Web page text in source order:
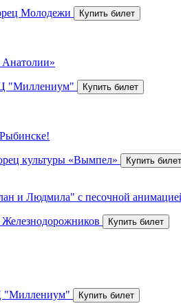
Молодежи
"Миллениум"
культуры «Вымпел»
и Людмила" с песочной
"Миллениум"